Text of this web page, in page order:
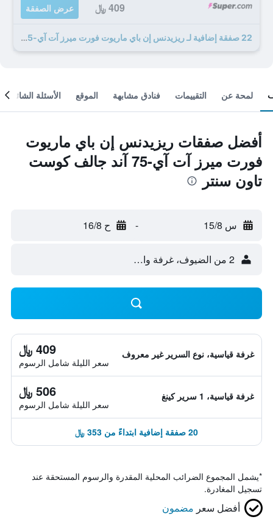
409 ﷼ عرض الصفقة
22 صفقة إضافية لـ ريزيدنس إن باي ماريوت فورت ميرز آت آي-75 آند جالف كوست تاون سنتر
لمحة عن التقييمات فنادق مشابهة الموقع الأسئلة الشائعة
أفضل صفقات ريزيدنس إن باي ماريوت
فورت ميرز آت آي-75 آند جالف كوست
تاون سنتر
س 15/8 - ح 16/8
2 من الضيوف، غرفة واحدة
غرفة قياسية، نوع السرير غير معروف 409 ﷼
سعر الليلة شامل الرسوم
غرفة قياسية، 1 سرير كينغ 506 ﷼
سعر الليلة شامل الرسوم
20 صفقة إضافية ابتداءً من 353 ﷼
*يشمل المجموع الضرائب المحلية المقدرة والرسوم المستحقة عند
تسجيل المغادرة.
أفضل سعر مضمون